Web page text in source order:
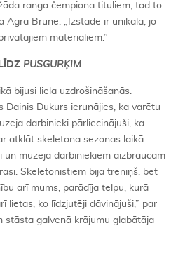
ranga čempiona tituliem, tad to
Agra Brūne. „Izstāde ir unikāla, jo
materiāliem.”
PUSGURĶIM
bijusi liela uzdrošināšanās.
Dainis Dukurs ierunājies, ka varētu
darbinieki pārliecinājuši, ka
atklāt skeletona sezonas laikā.
un muzeja darbiniekiem aizbraucām
Skeletonistiem bija treniņš, bet
arī mums, parādīja telpu, kurā
lietas, ko līdzjutēji dāvinājuši,” par
stāsta galvenā krājumu glabātāja